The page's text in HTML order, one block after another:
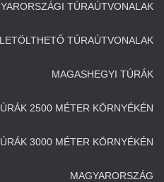
TÚRAÚTVONALAK
LETÖLTHETŐ TÚRAÚTVONALAK
MAGASHEGYI TÚRÁK
2500 MÉTER KÖRNYÉKÉN
3000 MÉTER KÖRNYÉKÉN
MAGYARORSZÁG